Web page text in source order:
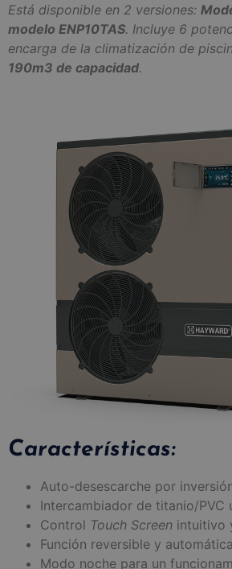
Está disponible en 2 versiones:
modelo ENP10TAS. Incluye 6
encarga de la climatización de
190m3 de capacidad.
Características:
Auto-desescarche por
Intercambiador de titanio/PVC
Control Touch Screen intuitivo
Función reversible y
Modo noche para un